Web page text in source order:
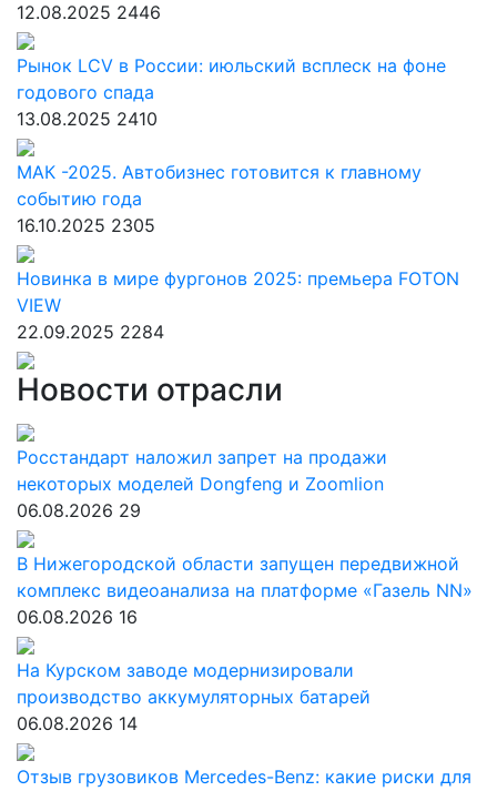
12.08.2025 2446
Рынок LCV в России: июльский всплеск на фоне
годового спада
13.08.2025 2410
МАК -2025. Автобизнес готовится к главному
событию года
16.10.2025 2305
Новинка в мире фургонов 2025: премьера FOTON
VIEW
22.09.2025 2284
Новости отрасли
Росстандарт наложил запрет на продажи
некоторых моделей Dongfeng и Zoomlion
06.08.2026 29
В Нижегородской области запущен передвижной
комплекс видеоанализа на платформе «Газель NN»
06.08.2026 16
На Курском заводе модернизировали
производство аккумуляторных батарей
06.08.2026 14
Отзыв грузовиков Mercedes-Benz: какие риски для